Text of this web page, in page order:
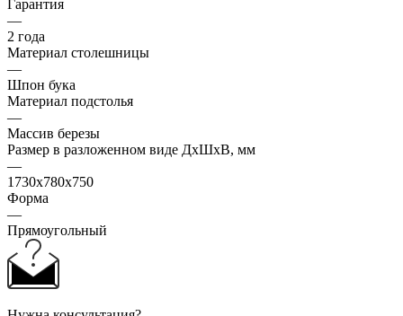
Гарантия
—
2 года
Материал столешницы
—
Шпон бука
Материал подстолья
—
Массив березы
Размер в разложенном виде ДхШхВ, мм
—
1730х780х750
Форма
—
Прямоугольный